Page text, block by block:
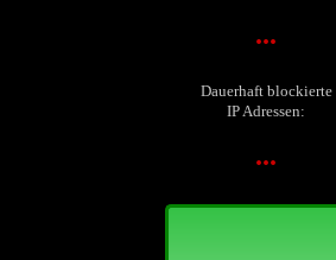
...
Dauerhaft blockierte
IP Adressen:
...